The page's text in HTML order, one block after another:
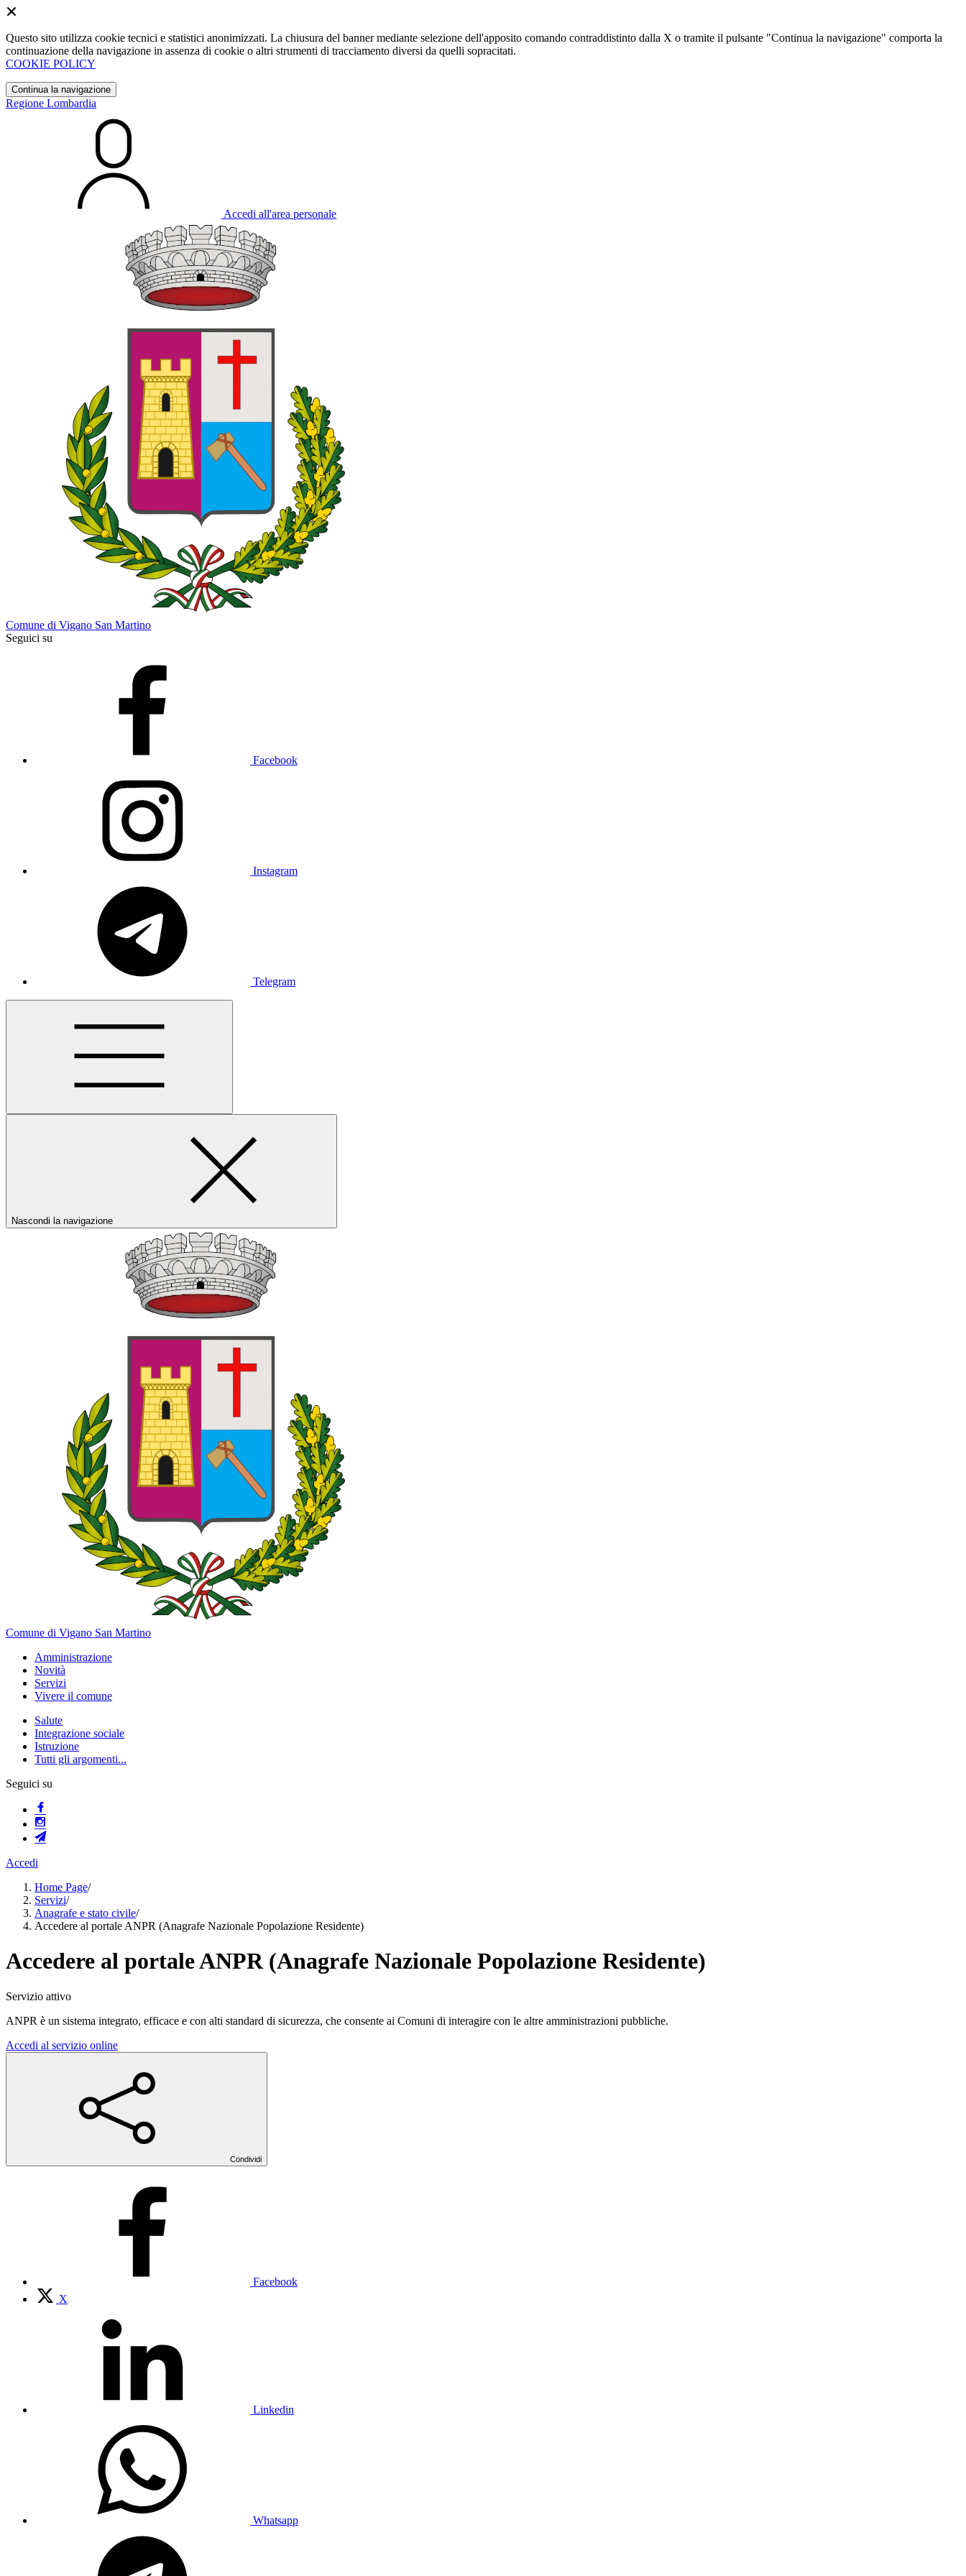
Questo sito utilizza cookie tecnici e statistici anonimizzati. La chiusura del banner mediante selezione dell'apposito comando contraddistinto dalla X o tramite il pulsante "Continua la navigazione" comporta la
continuazione della navigazione in assenza di cookie o altri strumenti di tracciamento diversi da quelli sopracitati.
COOKIE POLICY
Continua la navigazione
Regione Lombardia
Accedi all'area personale
Comune di Vigano San Martino
Seguici su
Facebook
Instagram
Telegram
Nascondi la navigazione
Comune di Vigano San Martino
Amministrazione
Novità
Servizi
Vivere il comune
Salute
Integrazione sociale
Istruzione
Tutti gli argomenti...
Seguici su
Accedi
Home Page/
Servizi/
Anagrafe e stato civile/
Accedere al portale ANPR (Anagrafe Nazionale Popolazione Residente)
Accedere al portale ANPR (Anagrafe Nazionale Popolazione Residente)
Servizio attivo
ANPR è un sistema integrato, efficace e con alti standard di sicurezza, che consente ai Comuni di interagire con le altre amministrazioni pubbliche.
Accedi al servizio online
Condividi
Facebook
X
Linkedin
Whatsapp